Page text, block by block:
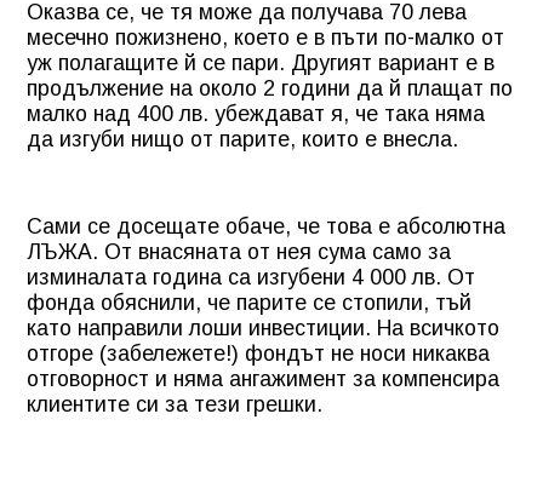
Оказва се, че тя може да получава 70 лева
месечно пожизнено, което е в пъти по-малко от
уж полагащите й се пари. Другият вариант е в
продължение на около 2 години да й плащат по
малко над 400 лв. убеждават я, че така няма
да изгуби нищо от парите, които е внесла.
Сами се досещате обаче, че това е абсолютна
ЛЪЖА. От внасяната от нея сума само за
изминалата година са изгубени 4 000 лв. От
фонда обяснили, че парите се стопили, тъй
като направили лоши инвестиции. На всичкото
отгоре (забележете!) фондът не носи никаква
отговорност и няма ангажимент за компенсира
клиентите си за тези грешки.